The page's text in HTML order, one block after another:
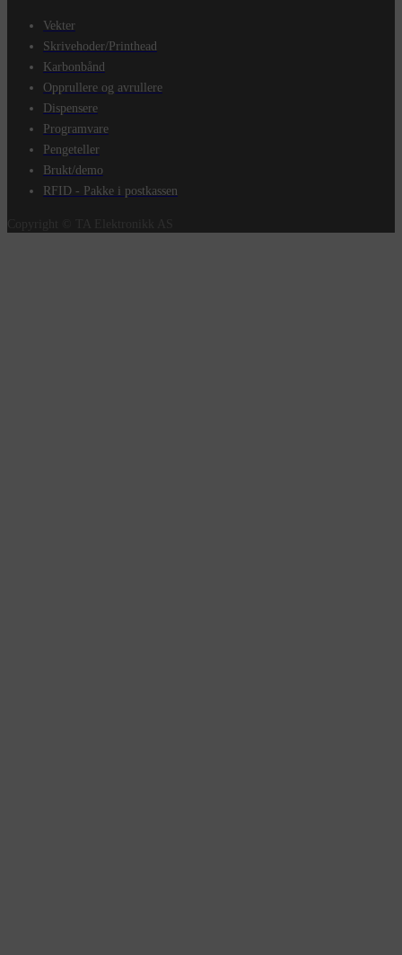
Vekter
Skrivehoder/Printhead
Karbonbånd
Opprullere og avrullere
Dispensere
Programvare
Pengeteller
Brukt/demo
RFID - Pakke i postkassen